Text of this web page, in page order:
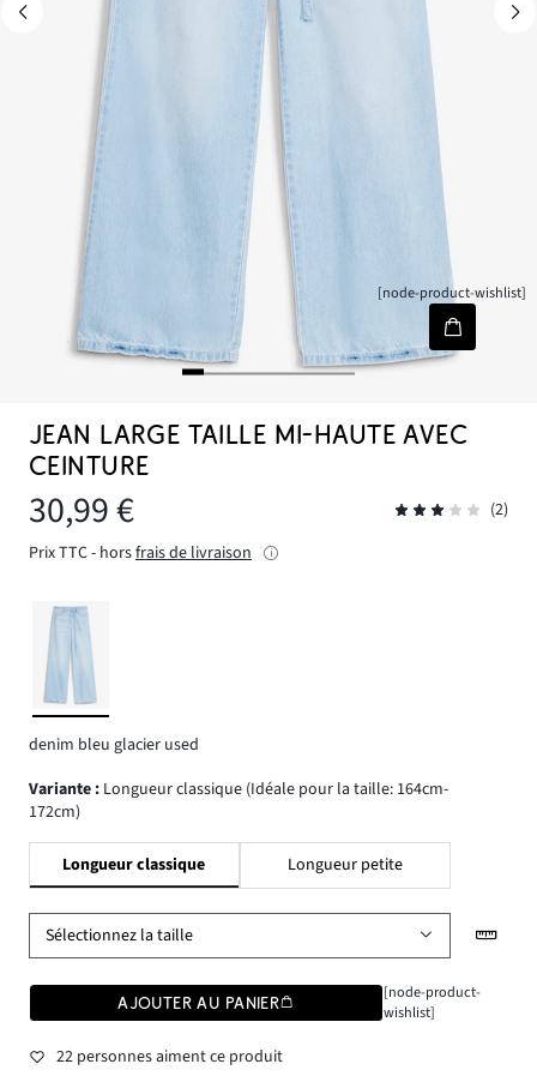
[node-product-wishlist]
JEAN LARGE TAILLE MI-HAUTE AVEC
CEINTURE
30,99 €
(2)
Prix TTC - horsfrais de livraison
denim bleu glacier used
Variante : Longueur classique (Idéale pour la taille: 164cm-
172cm)
Longueur classique Longueur petite
Sélectionnez la taille
AJOUTER AU PANIER
[node-product-
wishlist]
22 personnes aiment ce produit